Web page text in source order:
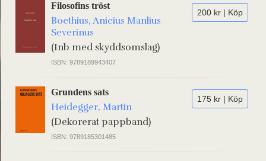
200 kr | Köp
Filosofins tröst
Boethius, Anicius Manlius
Severinus
(Inb med skyddsomslag)
ISBN: 9789189943407
175 kr | Köp
Grundens sats
Heidegger, Martin
(Dekorerat pappband)
ISBN: 9789185301485